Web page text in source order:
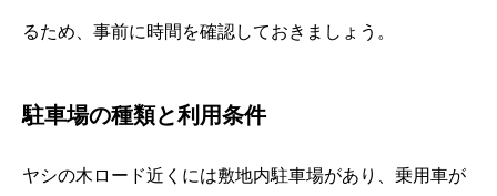
るため、事前に時間を確認しておきましょう。
駐車場の種類と利用条件
ヤシの木ロード近くには敷地内駐車場があり、乗用車が